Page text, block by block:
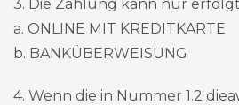
3. Die Zahlung kann nur
a. ONLINE MIT KREDITKARTE
b. BANKÜBERWEISUNG
4. Wenn die in Nummer 1.2